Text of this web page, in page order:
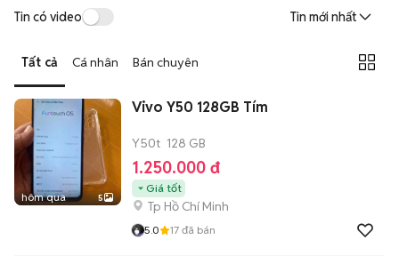
Tin có video Tin mới nhất
Tất cả Cá nhân Bán chuyên
hôm qua 5
Vivo Y50 128GB Tím
Y50t 128 GB
1.250.000 đ
Giá tốt
Tp Hồ Chí Minh
5.0 17 đã bán